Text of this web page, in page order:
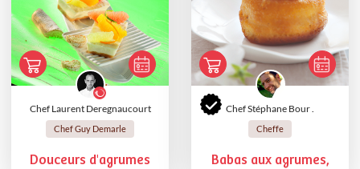
Chef Laurent Deregnaucourt
Chef Guy Demarle
Douceurs d'agrumes
Chef Stéphane Bour .
Cheffe
Babas aux agrumes,